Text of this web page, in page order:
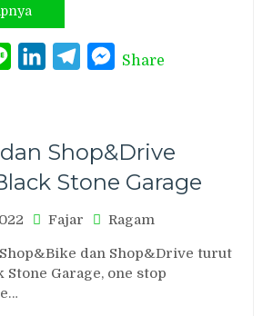
Line LinkedInTelegramMessenger
Share
Shop&Drive
Stone Garage
Fajar Ragam
dan Shop&Drive turut
Garage, one stop